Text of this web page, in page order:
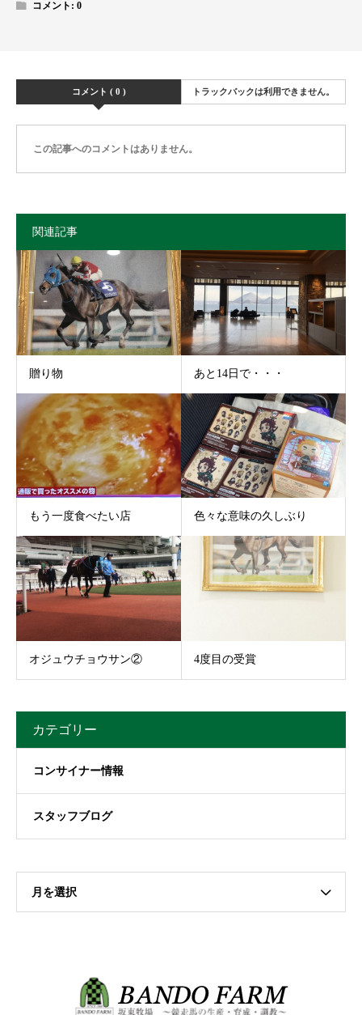
コメント: 0
コメント ( 0 ) トラックバックは利用できません。
この記事へのコメントはありません。
関連記事
贈り物 あと14日で・・・
もう一度食べたい店 色々な意味の久しぶり
オジュウチョウサン② 4度目の受賞
カテゴリー
コンサイナー情報
スタッフブログ
月を選択